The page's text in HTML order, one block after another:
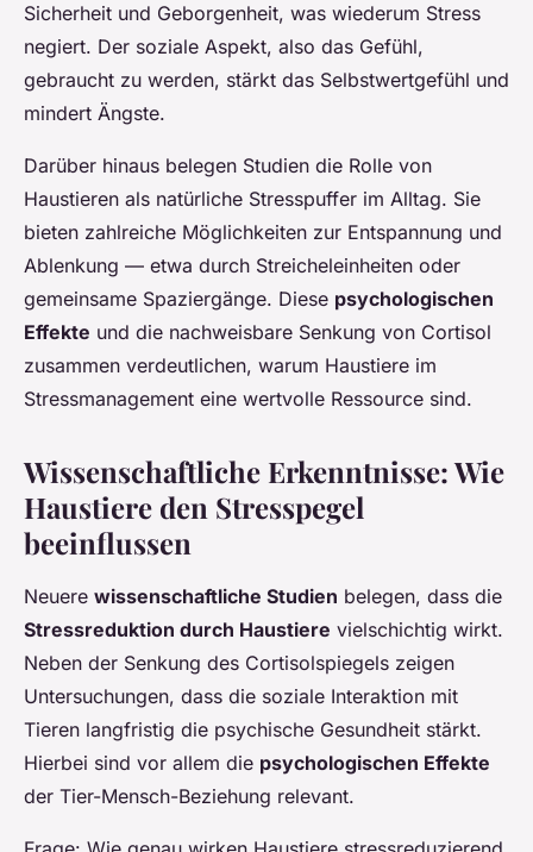
Sicherheit und Geborgenheit, was wiederum Stress
negiert. Der soziale Aspekt, also das Gefühl,
gebraucht zu werden, stärkt das Selbstwertgefühl und
mindert Ängste.
Darüber hinaus belegen Studien die Rolle von
Haustieren als natürliche Stresspuffer im Alltag. Sie
bieten zahlreiche Möglichkeiten zur Entspannung und
Ablenkung — etwa durch Streicheleinheiten oder
gemeinsame Spaziergänge. Diese psychologischen
Effekte und die nachweisbare Senkung von Cortisol
zusammen verdeutlichen, warum Haustiere im
Stressmanagement eine wertvolle Ressource sind.
Wissenschaftliche Erkenntnisse: Wie
Haustiere den Stresspegel
beeinflussen
Neuere wissenschaftliche Studien belegen, dass die
Stressreduktion durch Haustiere vielschichtig wirkt.
Neben der Senkung des Cortisolspiegels zeigen
Untersuchungen, dass die soziale Interaktion mit
Tieren langfristig die psychische Gesundheit stärkt.
Hierbei sind vor allem die psychologischen Effekte
der Tier-Mensch-Beziehung relevant.